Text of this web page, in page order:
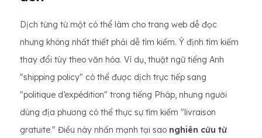
Dịch từng từ một có thể làm cho trang web dễ đọc
nhưng không nhất thiết phải dễ tìm kiếm. Ý định tìm kiếm
thay đổi tùy theo văn hóa. Ví dụ, thuật ngữ tiếng Anh
"shipping policy" có thể được dịch trực tiếp sang
"politique d’expédition" trong tiếng Pháp, nhưng người
dùng địa phương có thể thực sự tìm kiếm "livraison
gratuite." Điều này nhấn mạnh tại sao nghiên cứu từ